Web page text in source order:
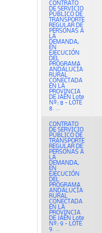
CONTRATO
DE SERVICIO
PÚBLICO DE
TRANSPORTE
REGULAR DE
PERSONAS A
LA
DEMANDA,
EN
EJECUCIÓN
DEL
PROGRAMA
ANDALUCÍA
RURAL
CONECTADA
EN LA
PROVINCIA
DE JAÉN Lote
Nº: 8 - LOTE
8. ...
CONTRATO
DE SERVICIO
PÚBLICO DE
TRANSPORTE
REGULAR DE
PERSONAS A
LA
DEMANDA,
EN
EJECUCIÓN
DEL
PROGRAMA
ANDALUCÍA
RURAL
CONECTADA
EN LA
PROVINCIA
DE JAÉN Lote
Nº: 9 - LOTE
9. ...